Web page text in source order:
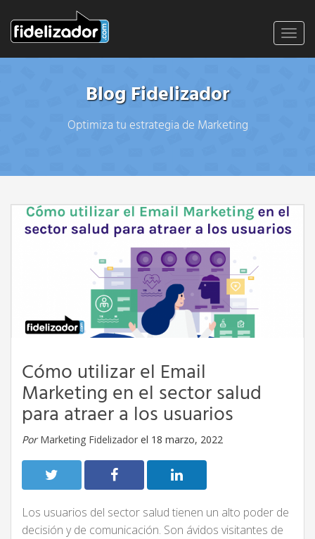
Blog Fidelizador
Optimiza tu estrategia de Marketing
Cómo utilizar el Email
Marketing en el sector salud
para atraer a los usuarios
Por Marketing Fidelizador el 18 marzo, 2022
Los usuarios del sector salud tienen un alto poder de
decisión y de comunicación. Son ávidos visitantes de